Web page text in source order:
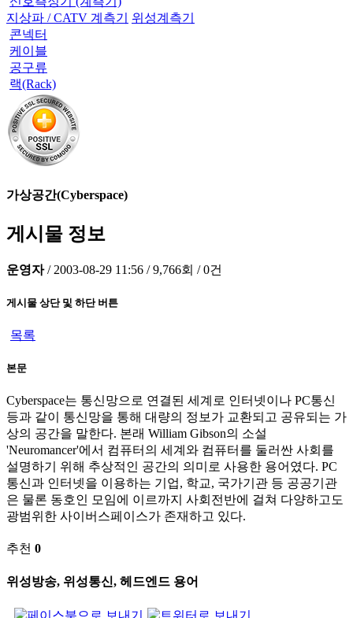
지상파 / CATV 계측기
위성계측기
콘넥터
케이블
공구류
랙(Rack)
가상공간(Cyberspace)
게시물 정보
운영자 / 2003-08-29 11:56 / 9,766회 / 0건
게시물 상단 및 하단 버튼
목록
본문
Cyberspace는 통신망으로 연결된 세계로 인터넷이나 PC통신
등과 같이 통신망을 통해 대량의 정보가 교환되고 공유되는 가
상의 공간을 말한다. 본래 William Gibson의 소설
'Neuromancer'에서 컴퓨터의 세계와 컴퓨터를 둘러싼 사회를
설명하기 위해 추상적인 공간의 의미로 사용한 용어였다. PC
통신과 인터넷을 이용하는 기업, 학교, 국가기관 등 공공기관
은 물론 동호인 모임에 이르까지 사회전반에 걸쳐 다양하고도
광범위한 사이버스페이스가 존재하고 있다.
추천 0
위성방송, 위성통신, 헤드엔드 용어